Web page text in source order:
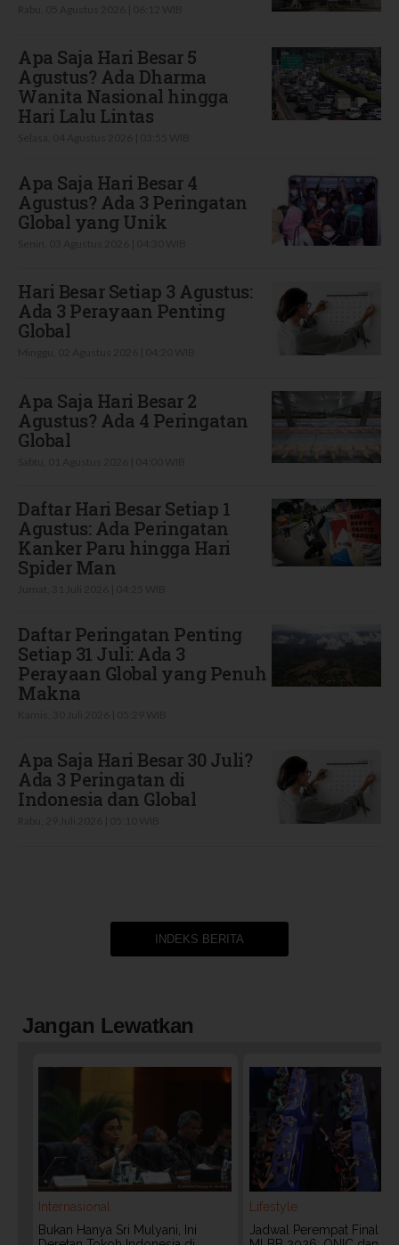
Apa Saja Hari Besar 5
Agustus? Ada Dharma
Wanita Nasional hingga
Hari Lalu Lintas
Apa Saja Hari Besar 4
Agustus? Ada 3 Peringatan
Global yang Unik
Hari Besar Setiap 3 Agustus:
Ada 3 Perayaan Penting
Global
Apa Saja Hari Besar 2
Agustus? Ada 4 Peringatan
Global
Daftar Hari Besar Setiap 1
Agustus: Ada Peringatan
Kanker Paru hingga Hari
Spider Man
Daftar Peringatan Penting
Setiap 31 Juli: Ada 3
Perayaan Global yang Penuh
Makna
Apa Saja Hari Besar 30 Juli?
Ada 3 Peringatan di
Indonesia dan Global
INDEKS BERITA
Jangan Lewatkan
Internasional
Bukan Hanya Sri Mulyani, Ini
Lifestyle
Jadwal Perempat Final